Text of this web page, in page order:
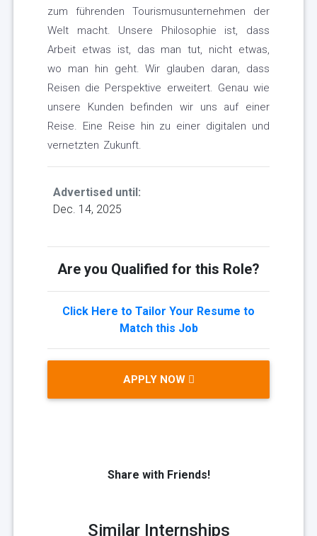
zum führenden Tourismusunternehmen der
Welt macht. Unsere Philosophie ist, dass
Arbeit etwas ist, das man tut, nicht etwas,
wo man hin geht. Wir glauben daran, dass
Reisen die Perspektive erweitert. Genau wie
unsere Kunden befinden wir uns auf einer
Reise. Eine Reise hin zu einer digitalen und
vernetzten Zukunft.
Advertised until:
Dec. 14, 2025
Are you Qualified for this Role?
Click Here to Tailor Your Resume to
Match this Job
APPLY NOW
Share with Friends!
Similar Internships